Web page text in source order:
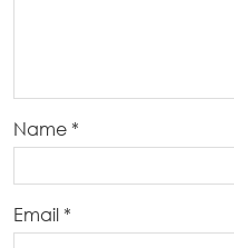
Name *
Email *